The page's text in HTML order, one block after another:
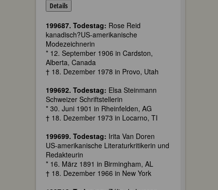
Details
199687. Todestag: Rose Reid
kanadisch?US-amerikanische
Modezeichnerin
* 12. September 1906 in Cardston,
Alberta, Canada
† 18. Dezember 1978 in Provo, Utah
199692. Todestag: Elsa Steinmann
Schweizer Schriftstellerin
* 30. Juni 1901 in Rheinfelden, AG
† 18. Dezember 1973 in Locarno, TI
199699. Todestag: Irita Van Doren
US-amerikanische Literaturkritikerin und
Redakteurin
* 16. März 1891 in Birmingham, AL
† 18. Dezember 1966 in New York